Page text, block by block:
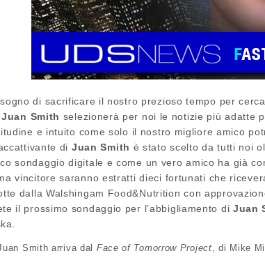
di sacrificare il nostro prezioso tempo per
Juan Smith selezionerà per noi le notizie più adatte
e intuito come solo il nostro migliore amico
di Juan Smith è stato scelto da tutti noi
sondaggio digitale e come un vero amico ha già
vincitore saranno estratti dieci fortunati che
dalla Walshingam Food&Nutrition con
il prossimo sondaggio per l’abbigliamento di Juan
Smith arriva dal Face of Tomorrow Project, di Mike